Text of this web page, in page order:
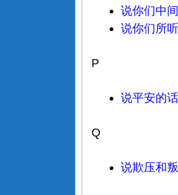
说你们中
说你们所
P
说平安的话
Q
说欺压和